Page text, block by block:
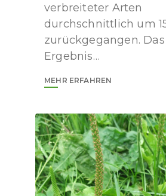
verbreiteter Arten
durchschnittlich um
zurückgegangen.
Ergebnis…
MEHR ERFAHREN